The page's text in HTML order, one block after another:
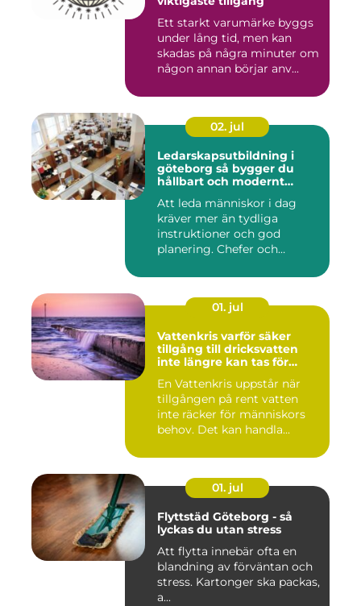
Ett starkt varumärke byggs
under lång tid, men kan
skadas på några minuter om
någon annan börjar anv...
02. jul
Ledarskapsutbildning i
göteborg så bygger du
hållbart och modernt
Att leda människor i dag
kräver mer än tydliga
instruktioner och god
planering. Chefer och
01. jul
Vattenkris varför säker
tillgång till dricksvatten
inte längre kan tas för
En Vattenkris uppstår när
tillgången på rent vatten
inte räcker för människors
behov. Det kan handla...
01. jul
Flyttstäd Göteborg - så
lyckas du utan stress
Att flytta innebär ofta en
blandning av förväntan och
stress. Kartonger ska packas,
a...